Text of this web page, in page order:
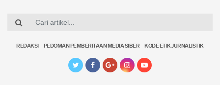
REDAKSI PEDOMAN PEMBERITAAN MEDIA SIBER KODE ETIK JURNALISTIK